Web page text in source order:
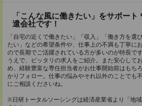
「こんな風に働きたい」をサポート
遣会社です！
「自宅の近くで働きたい」「収入」「働き方を選
たい」などの希望条件や、仕事上の不満も丁寧に
ので長期でご活躍されている方が多いのが特長で
うえで、ピッタリの求人をご紹介。また安心して
め、経験豊富な専任担当者がお仕事開始前はもち
かりフォロー。仕事の悩みやそれ以外のことでも
にご相談くださいね。
※日研トータルソーシングは経済産業省より「地